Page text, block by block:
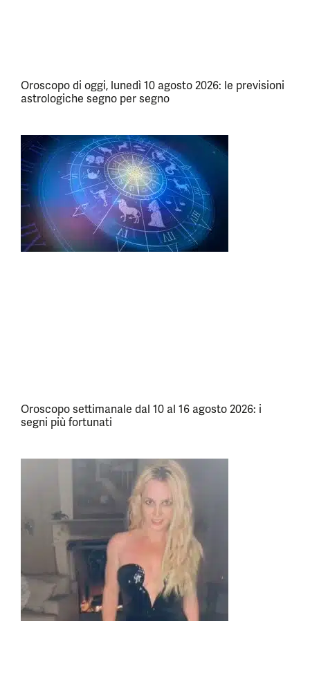
Oroscopo di oggi, lunedì 10 agosto 2026: le previsioni
astrologiche segno per segno
Oroscopo settimanale dal 10 al 16 agosto 2026: i
segni più fortunati